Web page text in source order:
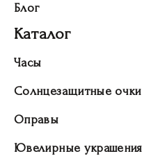
Блог
Каталог
Часы
Солнцезащитные очки
Оправы
Ювелирные украшения